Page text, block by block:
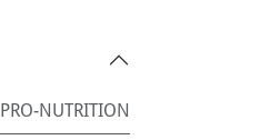
PRO-NUTRITION